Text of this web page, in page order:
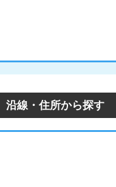
沿線・住所から探す